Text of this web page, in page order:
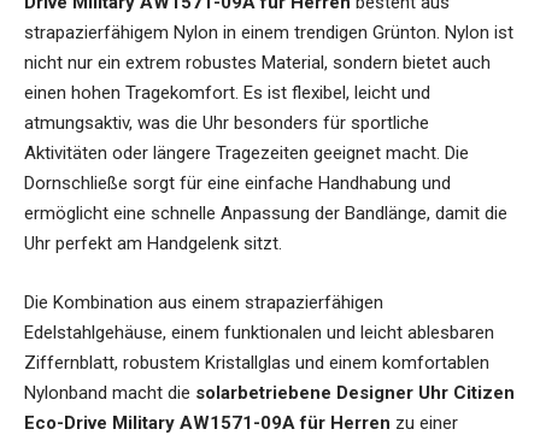
strapazierfähigem Nylon in einem trendigen Grünton. Nylon ist
nicht nur ein extrem robustes Material, sondern bietet auch
einen hohen Tragekomfort. Es ist flexibel, leicht und
atmungsaktiv, was die Uhr besonders für sportliche
Aktivitäten oder längere Tragezeiten geeignet macht. Die
Dornschließe sorgt für eine einfache Handhabung und
ermöglicht eine schnelle Anpassung der Bandlänge, damit die
Uhr perfekt am Handgelenk sitzt.
Die Kombination aus einem strapazierfähigen
Edelstahlgehäuse, einem funktionalen und leicht ablesbaren
Ziffernblatt, robustem Kristallglas und einem komfortablen
Nylonband macht die solarbetriebene Designer Uhr Citizen
Eco-Drive Military AW1571-09A für Herren zu einer